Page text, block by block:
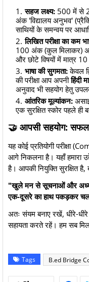
सहज लक्ष्य: 500 में से
अंक 'विद्यालय अनुभव'
साथियों के समन्वय पर
लिखित परीक्षा का कम
100 अंक (कुल मिलाकर)
और छोटे विषयों में मात्र
भाषा की सुगमता:केवल
की परीक्षा आप अपनीहिंदी
अनुवाद भी सहयोग हेतु
आंतरिक मूल्यांकन:
एक सुरक्षित स्कोर पहले ही
​🤝 आपसी सहयोग:
​यह कोई प्रतियोगी परीक्षा
आगे निकलना है। यहाँ हमारा
है। आपकी नियुक्ति सुरक्षित है,
"खुले मन से सूचनाओं और
एक-दूसरे का हाथ पकड़कर
​अतः संयम बनाए रखें, धीरे-
सहायता करते रहें। हम सब
Tags B.ed Bridge